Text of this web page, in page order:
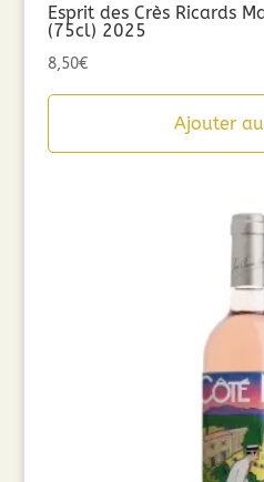
Esprit des Crès Ricards
(75cl) 2025
8,50€
Ajouter